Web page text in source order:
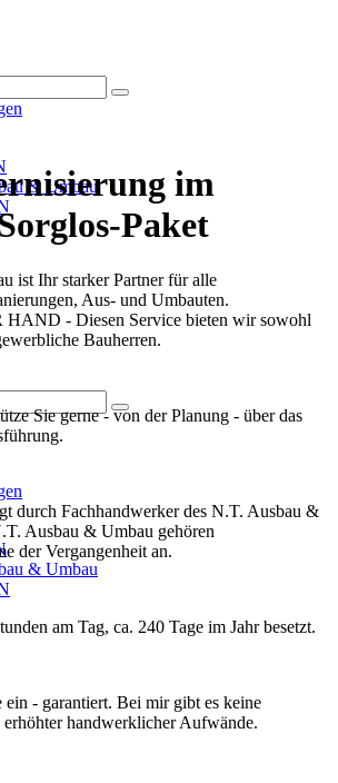
& Umbau
& Umbau
im
Paket
ist Ihr starker Partner für alle
Aus- und Umbauten.
- Diesen Service bieten wir sowohl
Bauherren.
Sie gerne - von der Planung - über das
durch Fachhandwerker des N.T. Ausbau &
Ausbau & Umbau gehören
der Vergangenheit an.
am Tag, ca. 240 Tage im Jahr besetzt.
ein - garantiert. Bei mir gibt es keine
handwerklicher Aufwände.